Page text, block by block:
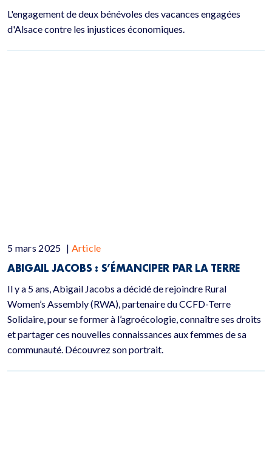
L'engagement de deux bénévoles des vacances engagées
d'Alsace contre les injustices économiques.
5 mars 2025 | Article
ABIGAIL JACOBS : S’ÉMANCIPER PAR LA TERRE
Il y a 5 ans, Abigail Jacobs a décidé de rejoindre Rural
Women’s Assembly (RWA), partenaire du CCFD-Terre
Solidaire, pour se former à l’agroécologie, connaître ses droits
et partager ces nouvelles connaissances aux femmes de sa
communauté. Découvrez son portrait.